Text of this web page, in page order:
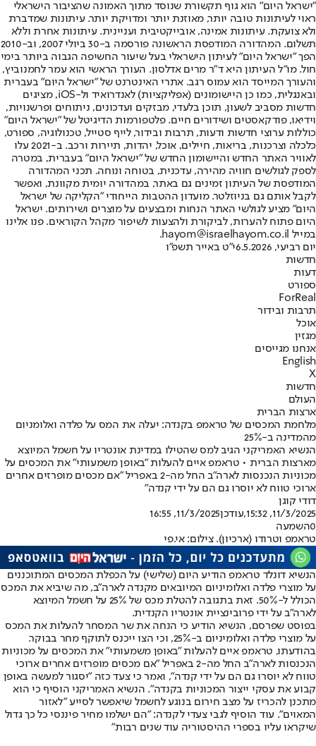
"ישראל היום" הוא גוף תקשורת שנוסד מתוך האמונה שהציבור הישראלי
ראוי לעיתונות טובה יותר, מאוזנת יותר ומדויקת יותר. עיתונות שמדברת
ולא צועקת. עיתונות אמינה, אובייקטיבית ועניינית. עיתונות אחרת וללא
תשלום. המהדורה המודפסת הראשונה פורסמה ב-30 ביולי 2007, וב-2010
הפך "ישראל היום" לעיתון הישראלי בעל שיעור החשיפה הגבוה ביותר בימי
חול. מו"ל העיתון היא ד"ר מרים אדלסון. העורך הראשי הוא עמר לחמנוביץ,
והעורך המייסד הוא עמוס רגב. אתרי האינטרנט של "ישראל היום" בעברית
ובאנגלית, כמו כן היישומונים (אפליקציות) לאנדרואיד ול-iOS, מציגים
חדשות מסביב לשעון, תוכן בלעדי, מבזקים ועדכונים, ניתוחים ופרשנויות,
וידיאו, פודקאסטים ושידורים חיים. פלטפורמות הדיגיטל של "ישראל היום"
כוללות ערוצי חדשות ודעות, תרבות ובידור, לייף סטייל, טכנולוגיה, ספורט,
כלכלה וצרכנות, בריאות, חיילים, אוכל, יהדות, תיירות ורכב. ב-2021 עלו
לאוויר האתר החדש והיישומון החדש של "ישראל היום" בעברית, במטרה
לספק לגולשים חוויה מהירה, עדכנית, בטוחה ונוחה. תכני המהדורה
המודפסת של העיתון זמינים גם באתר, במהדורה יומית מקוונת, ואפשר
לקבל אותם גם בניוזלטר. מועדון ההטבות הייחודי "הקליקה של ישראל
היום" מציע לגולשי האתר הנחות ומבצעים על מוצרים ושירותים. ישראל
היום פתוח להערות, לביקורת ולהצעות לשיפור מקהל הקוראים. פנו אלינו
במייל hayom@israelhayom.co.il.
יום רביעי, 6.5.2026
י"ט באייר תשפ"ו
חדשות
דעות
ספורט
ForReal
תרבות ובידור
אוכל
מגזין
אנחנו מגייסים
English
X
חדשות
העולם
ארצות הברית
מלחמת המכסים של טראמפ בקנדה: יעלה את המס על פלדה ואלומניום
מהמדינה ב-25%
הנשיא האמריקני הגיב למס שהטילו במדינת אונטריו על חשמל המיוצא
מארצות הברית • טראמפ איים להעלות "באופן משמעותי" את המכסים על
מכוניות הנכנסות לארה"ב החל מה-2 באפריל "אם מכסים מופרזים אחרים
ארוכי טווח לא יוסרו גם הם על ידי קנדה"
דודי קוגן
11/3/2025, 15:32
,עודכן11/3/2025, 16:55
0השמעה
טראמפ וטרודו (ארכיון). צילום: אי.פי
הנשיא דונלד טראמפ הודיע היום (שלישי) על הכפלת המכסים המתוכננים
על מוצרי פלדה ואלומיניום המיובאים מקנדה לארה"ב, מה שיביא את המכס
הכולל ל-50%. זאת בתגובה להטלת מכס של 25% על חשמל המיוצא
לארה"ב על ידי פרובינציית אונטריו הקנדית.
בפוסט שפרסם, הנשיא הודיע כי הנחה את שר המסחר להעלות את המכס
על מוצרי פלדה ואלומיניום ב-25%, וכי הצו ייכנס לתוקף מחר בבוקר.
בהודעתו, טראמפ איים להעלות "באופן משמעותי" את המכסים על מכוניות
הנכנסות לארה"ב החל מה-2 באפריל "אם מכסים מופרזים אחרים ארוכי
טווח לא יוסרו גם הם על ידי קנדה", ואמר כי צעד כזה "יסגור למעשה באופן
קבוע את עסקי ייצור המכוניות בקנדה". הנשיא האמריקני הוסיף כי הוא
מתכנן להכריז על מצב חירום בנוגע לחשמל שיאפשר לסייע ״לאזור
המאוים״. עוד הוסיף לגבי צעדי לקנדה: ״הם ישלמו מחיר פיננסי כל כך גדול
שיקראו עליו בספרי ההיסטוריה עוד שנים רבות״